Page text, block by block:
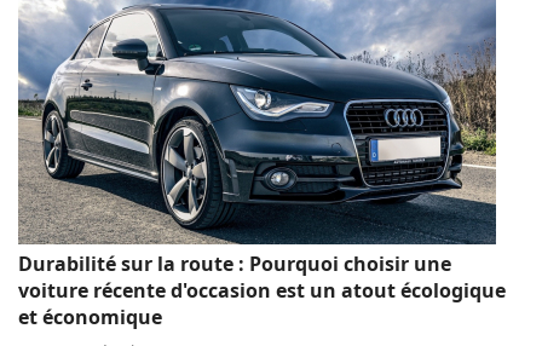
Durabilité sur la route : Pourquoi choisir une
voiture récente d'occasion est un atout écologique
et économique